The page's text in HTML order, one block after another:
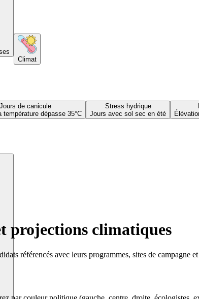
Climat
Jours de canicule
température dépasse 35°C
Stress hydrique
Jours avec sol sec en été
projections climatiques
référencés avec leurs programmes, sites de campagne